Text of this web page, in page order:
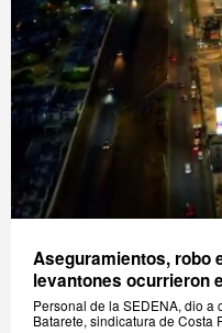
Aseguramientos, robo
levantones ocurrieron
Personal de la SEDENA, dio
Batarete, sindicatura de Costa